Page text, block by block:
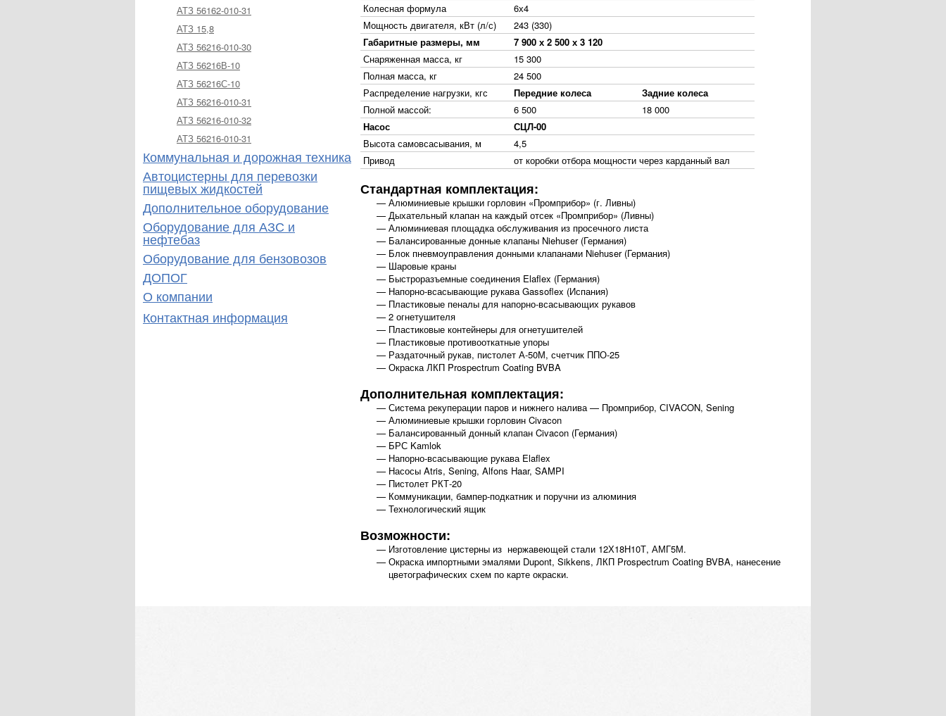
Колесная формула
6х4
Мощность двигателя, кВт (л/с)
243 (330)
Габаритные размеры, мм
7 900 х 2 500 х 3 120
Снаряженная масса, кг
15 300
Полная масса, кг
24 500
Распределение нагрузки, кгс
Передние колеса
Задние колеса
Полной массой:
6 500
18 000
Насос
СЦЛ-00
Высота самовсасывания, м
4,5
Привод
от коробки отбора мощности через карданный вал
Стандартная комплектация:
Алюминиевые крышки горловин «Промприбор» (г. Ливны)
Дыхательный клапан на каждый отсек «Промприбор» (Ливны)
Алюминиевая площадка обслуживания из просечного листа
Балансированные донные клапаны Niehuser (Германия)
Блок пневмоуправления донными клапанами Niehuser (Германия)
Шаровые краны
Быстроразъемные соединения Elaflex (Германия)
Напорно-всасывающие рукава Gassoflex (Испания)
Пластиковые пеналы для напорно-всасывающих рукавов
2 огнетушителя
Пластиковые контейнеры для огнетушителей
Пластиковые противооткатные упоры
Раздаточный рукав, пистолет А-50М, счетчик ППО-25
Окраска ЛКП Prospectrum Coating BVBA
Дополнительная комплектация:
Система рекуперации паров и нижнего налива — Промприбор, СIVACON, Sening
Алюминиевые крышки горловин Civacon
Балансированный донный клапан Civacon (Германия)
БРС Kamlok
Напорно-всасывающие рукава Elaflex
Насосы Atris, Sening, Alfons Haar, SAMPI
Пистолет РКТ-20
Коммуникации, бампер-подкатник и поручни из алюминия
Технологический ящик
Возможности:
Изготовление цистерны из нержавеющей стали 12Х18Н10Т, АМГ5М.
Окраска импортными эмалями Dupont, Sikkens, ЛКП Prospectrum Coating BVBA, нанесение
цветографических схем по карте окраски.
АТЗ 56162-010-31
АТЗ 15,8
АТЗ 56216-010-30
АТЗ 56216В-10
АТЗ 56216С-10
АТЗ 56216-010-31
АТЗ 56216-010-32
АТЗ 56216-010-31
Коммунальная и дорожная техника
Автоцистерны для перевозки
пищевых жидкостей
Дополнительное оборудование
Оборудование для АЗС и
нефтебаз
Оборудование для бензовозов
ДОПОГ
О компании
Контактная информация